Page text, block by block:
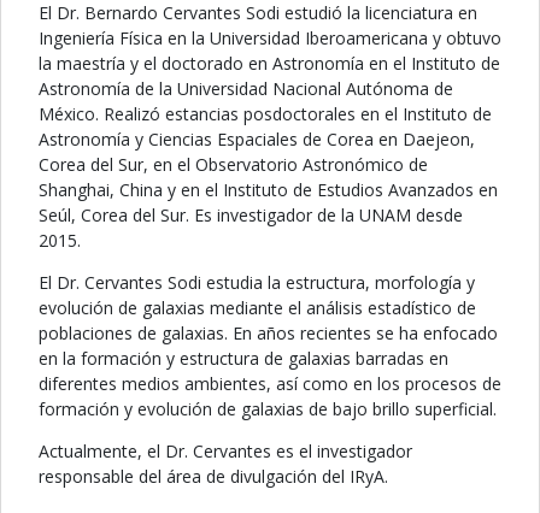
El Dr. Bernardo Cervantes Sodi estudió la licenciatura en
Ingeniería Física en la Universidad Iberoamericana y obtuvo
la maestría y el doctorado en Astronomía en el Instituto de
Astronomía de la Universidad Nacional Autónoma de
México. Realizó estancias posdoctorales en el Instituto de
Astronomía y Ciencias Espaciales de Corea en Daejeon,
Corea del Sur, en el Observatorio Astronómico de
Shanghai, China y en el Instituto de Estudios Avanzados en
Seúl, Corea del Sur. Es investigador de la UNAM desde
2015.
El Dr. Cervantes Sodi estudia la estructura, morfología y
evolución de galaxias mediante el análisis estadístico de
poblaciones de galaxias. En años recientes se ha enfocado
en la formación y estructura de galaxias barradas en
diferentes medios ambientes, así como en los procesos de
formación y evolución de galaxias de bajo brillo superficial.
Actualmente, el Dr. Cervantes es el investigador
responsable del área de divulgación del IRyA.